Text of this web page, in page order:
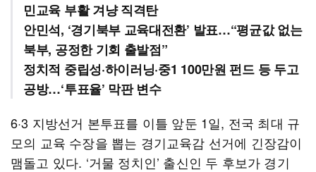
민교육 부활 겨냥 직격탄
안민석, ‘경기북부 교육대전환’ 발표…“평균값 없는
북부, 공정한 기회 출발점”
정치적 중립성·하이러닝·중1 100만원 펀드 등 두고
공방…‘투표율’ 막판 변수
6·3 지방선거 본투표를 이틀 앞둔 1일, 전국 최대 규
모의 교육 수장을 뽑는 경기교육감 선거에 긴장감이
맴돌고 있다. ‘거물 정치인’ 출신인 두 후보가 경기